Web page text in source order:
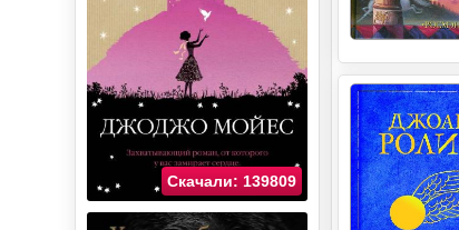
Скачали: 139809